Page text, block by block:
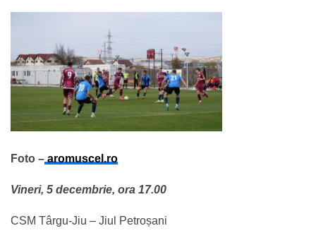
Foto –aromuscel.ro
Vineri, 5 decembrie, ora 17.00
CSM Târgu-Jiu – Jiul Petroșani